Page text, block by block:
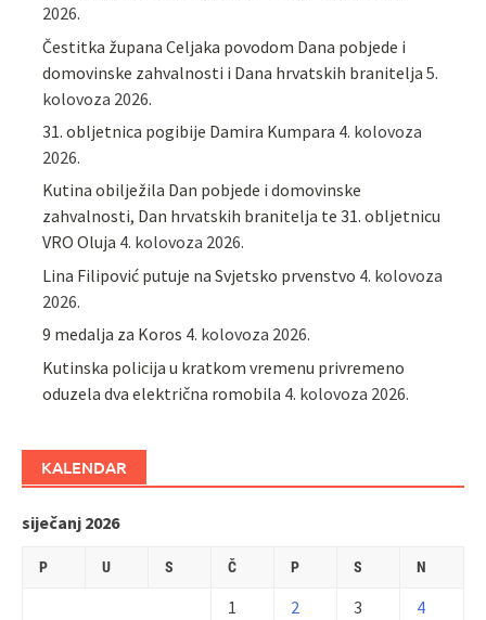
2026.
Čestitka župana Celjaka povodom Dana pobjede i
domovinske zahvalnosti i Dana hrvatskih branitelja 5.
kolovoza 2026.
31. obljetnica pogibije Damira Kumpara 4. kolovoza
2026.
Kutina obilježila Dan pobjede i domovinske
zahvalnosti, Dan hrvatskih branitelja te 31. obljetnicu
VRO Oluja 4. kolovoza 2026.
Lina Filipović putuje na Svjetsko prvenstvo 4. kolovoza
2026.
9 medalja za Koros 4. kolovoza 2026.
Kutinska policija u kratkom vremenu privremeno
oduzela dva električna romobila 4. kolovoza 2026.
KALENDAR
siječanj 2026
P U S Č P S N
1 2 3
4